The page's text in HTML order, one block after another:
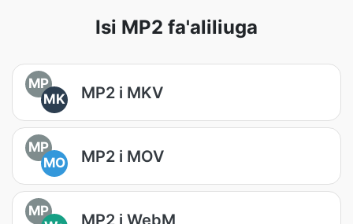
Isi MP2 fa'aliliuga
MP
MK
MP2 i MKV
MP
MO
MP2 i MOV
MP
MP2 i WebM